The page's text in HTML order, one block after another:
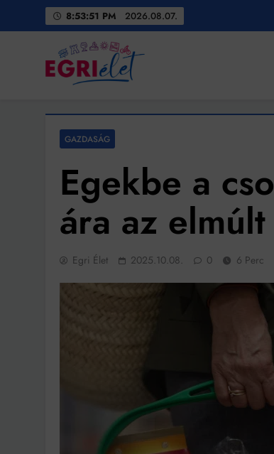
8:53:53 PM 2026.08.07.
Egri Élet
GAZDASÁG
Egekbe a
ára az
Egri Élet 2025.10.08. 0 6 Perc